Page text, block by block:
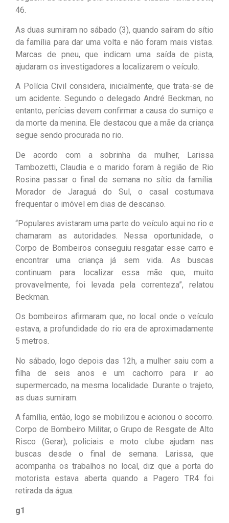
46.
As duas sumiram no sábado (3), quando saíram do sítio
da família para dar uma volta e não foram mais vistas.
Marcas de pneu, que indicam uma saída de pista,
ajudaram os investigadores a localizarem o veículo.
A Polícia Civil considera, inicialmente, que trata-se de
um acidente. Segundo o delegado André Beckman, no
entanto, perícias devem confirmar a causa do sumiço e
da morte da menina. Ele destacou que a mãe da criança
segue sendo procurada no rio.
De acordo com a sobrinha da mulher, Larissa
Tambozetti, Claudia e o marido foram à região de Rio
Rosina passar o final de semana no sítio da família.
Morador de Jaraguá do Sul, o casal costumava
frequentar o imóvel em dias de descanso.
“Populares avistaram uma parte do veículo aqui no rio e
chamaram as autoridades. Nessa oportunidade, o
Corpo de Bombeiros conseguiu resgatar esse carro e
encontrar uma criança já sem vida. As buscas
continuam para localizar essa mãe que, muito
provavelmente, foi levada pela correnteza”, relatou
Beckman.
Os bombeiros afirmaram que, no local onde o veículo
estava, a profundidade do rio era de aproximadamente
5 metros.
No sábado, logo depois das 12h, a mulher saiu com a
filha de seis anos e um cachorro para ir ao
supermercado, na mesma localidade. Durante o trajeto,
as duas sumiram.
A família, então, logo se mobilizou e acionou o socorro.
Corpo de Bombeiro Militar, o Grupo de Resgate de Alto
Risco (Gerar), policiais e moto clube ajudam nas
buscas desde o final de semana. Larissa, que
acompanha os trabalhos no local, diz que a porta do
motorista estava aberta quando a Pagero TR4 foi
retirada da água.
g1